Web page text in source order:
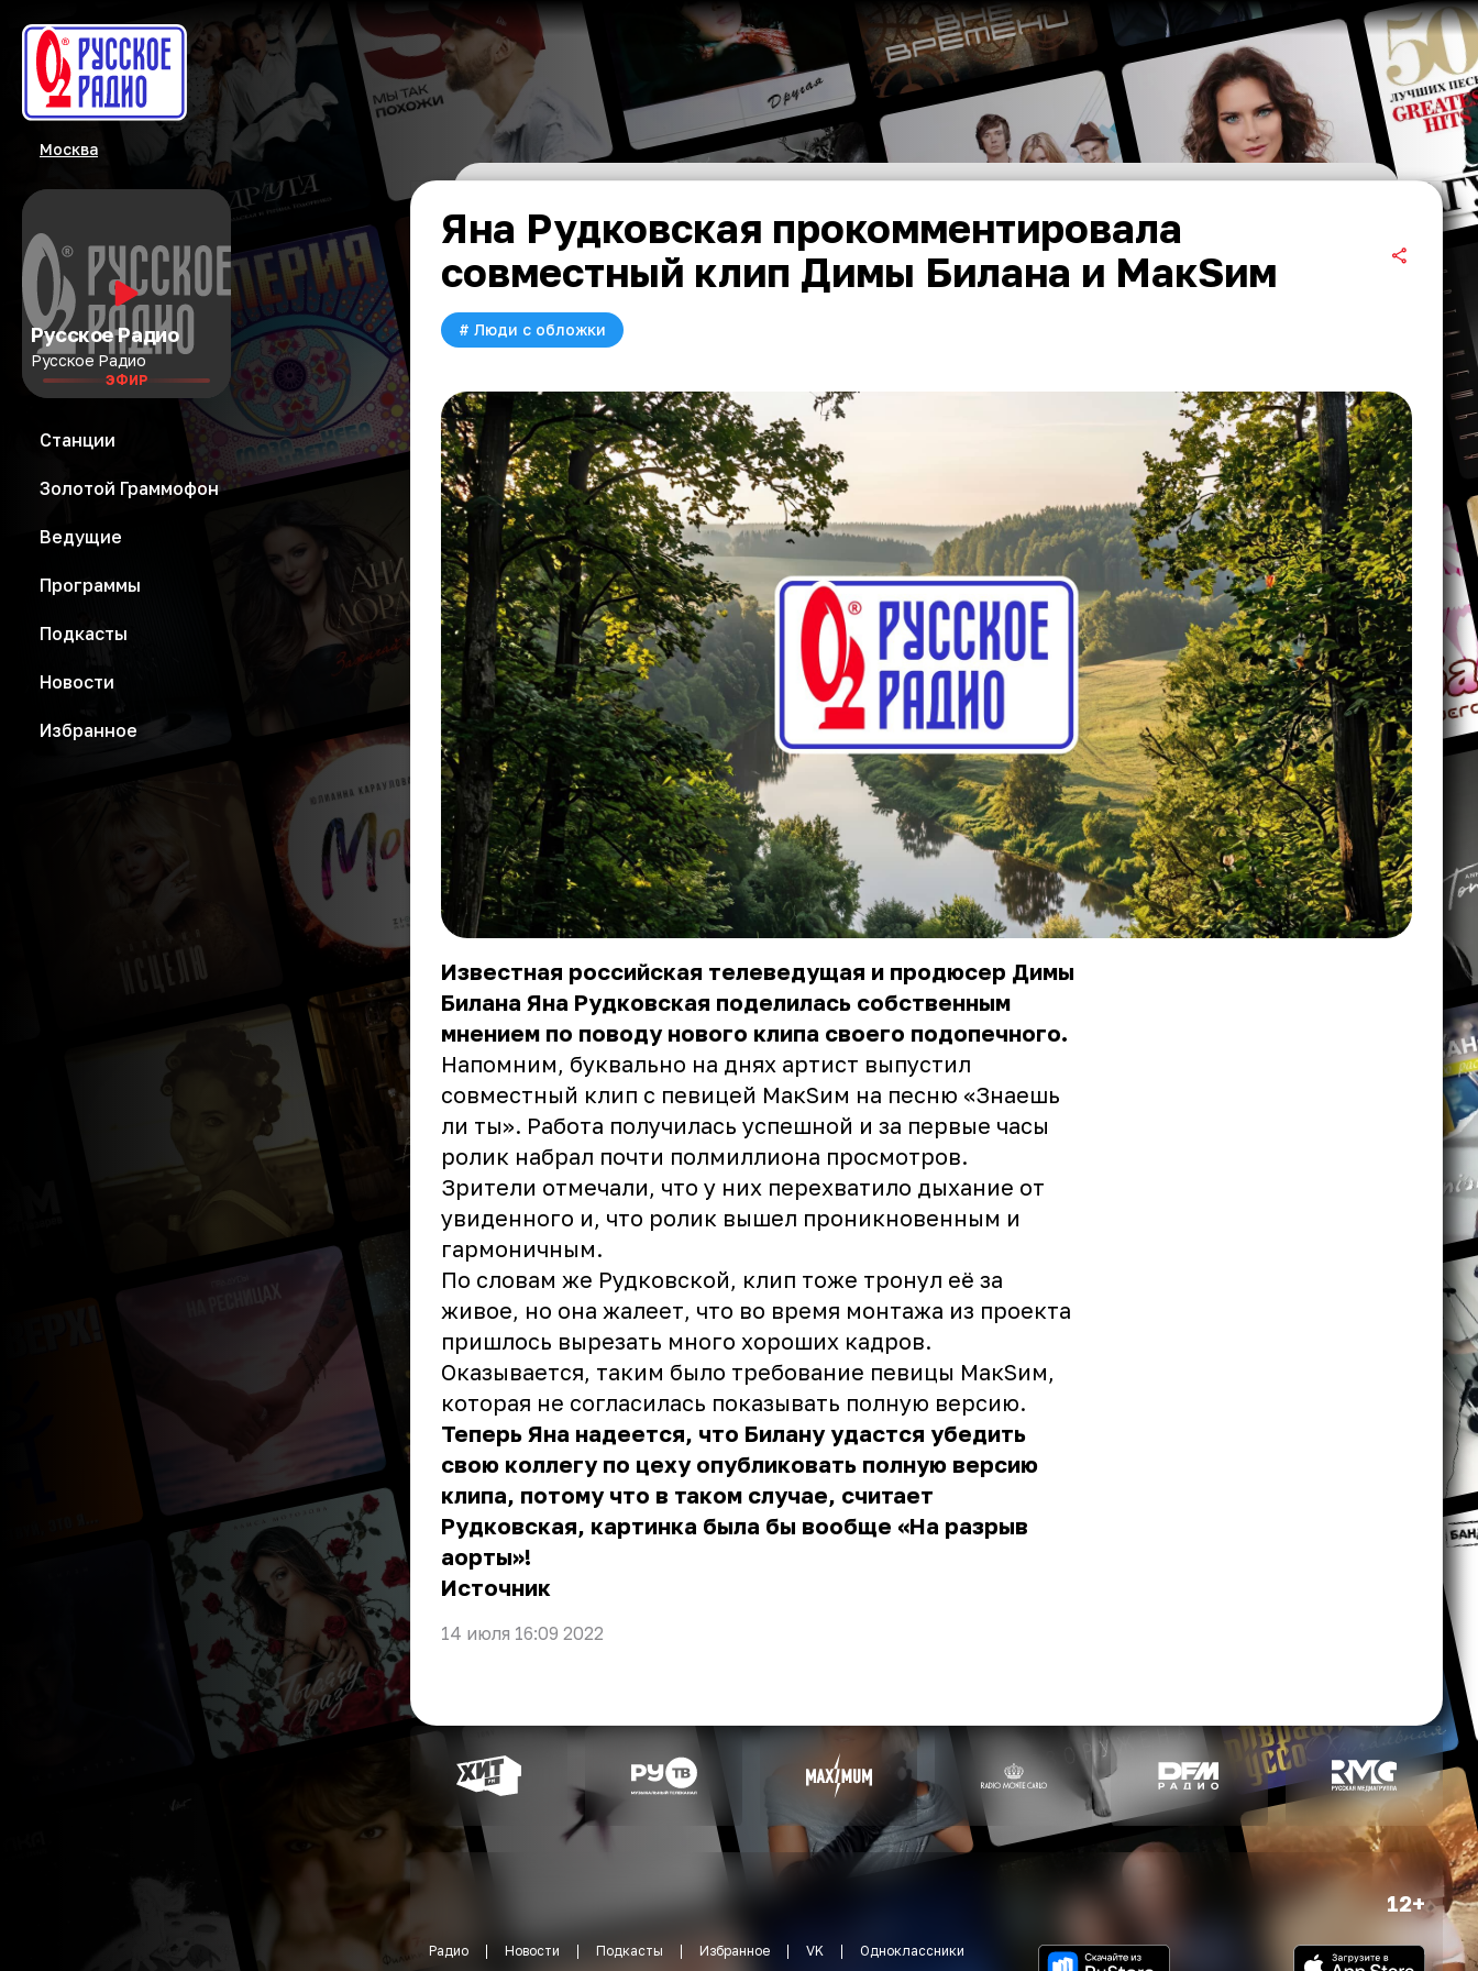
Москва
Русское Радио
Русское Радио
ЭФИР
Станции
Золотой Граммофон
Ведущие
Программы
Подкасты
Новости
Избранное
Яна Рудковская прокомментировала
совместный клип Димы Билана и МакSим
# Люди с обложки
Известная российская телеведущая и продюсер Димы
Билана Яна Рудковская поделилась собственным
мнением по поводу нового клипа своего подопечного.
Напомним, буквально на днях артист выпустил
совместный клип с певицей МакSим на песню «Знаешь
ли ты». Работа получилась успешной и за первые часы
ролик набрал почти полмиллиона просмотров.
Зрители отмечали, что у них перехватило дыхание от
увиденного и, что ролик вышел проникновенным и
гармоничным.
По словам же Рудковской, клип тоже тронул её за
живое, но она жалеет, что во время монтажа из проекта
пришлось вырезать много хороших кадров.
Оказывается, таким было требование певицы МакSим,
которая не согласилась показывать полную версию.
Теперь Яна надеется, что Билану удастся убедить
свою коллегу по цеху опубликовать полную версию
клипа, потому что в таком случае, считает
Рудковская, картинка была бы вообще «На разрыв
аорты»!
Источник
14 июля 16:09 2022
12+
Радио Новости Подкасты Избранное VK Одноклассники